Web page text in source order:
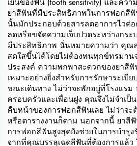
ยาสีฟันที่มีประสิทธิภาพในการฟอกสี
นั้นมักประกอบด้วยสารลดอาการไวต่
ลดหรือขจัดความเจ็บปวดระหว่างกร
มีประสิทธิภาพ นั่นหมายความว่า คุณ
สดใสขึ้นได้โดยไม่ต้องทนทุกข์ทรมาน
ประสงค์ ความพกพาสะดวกของยาสี
เหมาะอย่างยิ่งสำหรับการรักษาระเ
ขณะเดินทาง ไม่ว่าจะพักอยู่ที่โรงแรม
ครอบครัวและเพื่อนฝูง คุณจึงไม่จำเป็
คืบหน้าของการฟอกสีฟันเลย ไม่ว่าจะ
หรือตารางงานก็ตาม นอกจากนี้ ยาสี
การฟอกสีฟันสูงสุดยังช่วยในการบำรุง
จากที่คุณบรรลุเฉดสีฟันที่ต้องการแล้ว